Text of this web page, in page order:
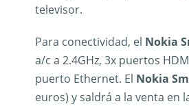
televisor.
Para conectividad, el Nokia
a/c a 2.4GHz, 3x puertos
puerto Ethernet. El Nokia
euros) y saldrá a la venta en